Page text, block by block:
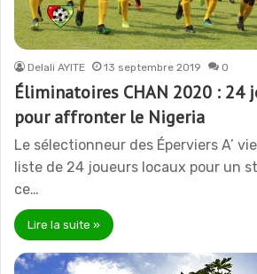
Delali AYITE 13 septembre 2019 0
Éliminatoires CHAN 2020 : 24
pour affronter le Nigeria
Le sélectionneur des Éperviers A’
liste de 24 joueurs locaux pour un
ce…
Lire la suite »